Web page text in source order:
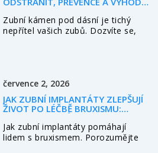
Zubní kámen pod dásní je tichý
nepřítel vašich zubů. Dozvíte se,
července 2, 2026
JAK ZUBNÍ IMPLANTÁTY ZLEPŠUJÍ
ŽIVOT PO LÉČBĚ BRUXISMU:
Jak zubní implantáty pomáhají
lidem s bruxismem. Porozumějte